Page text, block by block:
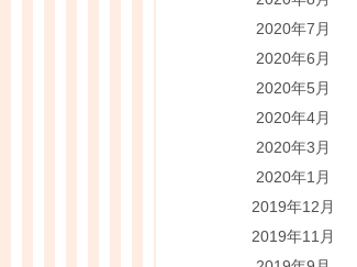
2020年7月
2020年6月
2020年5月
2020年4月
2020年3月
2020年1月
2019年12月
2019年11月